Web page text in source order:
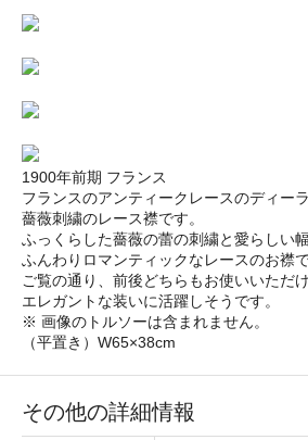
1900年前期 フランス
フランスのアンティークレースのディー
薔薇刺繍のレース襟です。
ふっくらした薔薇の蕾の刺繍と愛らしい
ふんわりロマンティックなレースのお襟
ご覧の通り、前後どちらもお使いいただけ
エレガントな装いに活躍しそうです。
※ 画像のトルソーは含まれません。
（平置き）W65×38cm
その他の詳細情報